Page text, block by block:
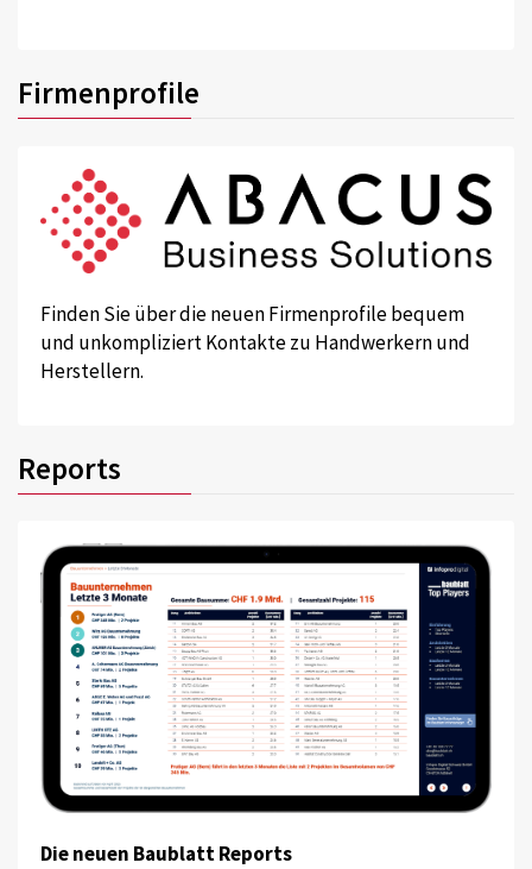
Firmenprofile
Finden Sie über die neuen Firmenprofile bequem
und unkompliziert Kontakte zu Handwerkern und
Herstellern.
Reports
Die neuen Baublatt Reports